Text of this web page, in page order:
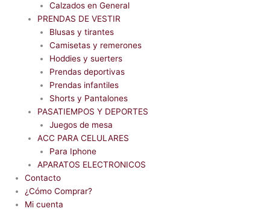
Calzados en General
PRENDAS DE VESTIR
Blusas y tirantes
Camisetas y remerones
Hoddies y suerters
Prendas deportivas
Prendas infantiles
Shorts y Pantalones
PASATIEMPOS Y DEPORTES
Juegos de mesa
ACC PARA CELULARES
Para Iphone
APARATOS ELECTRONICOS
Contacto
¿Cómo Comprar?
Mi cuenta